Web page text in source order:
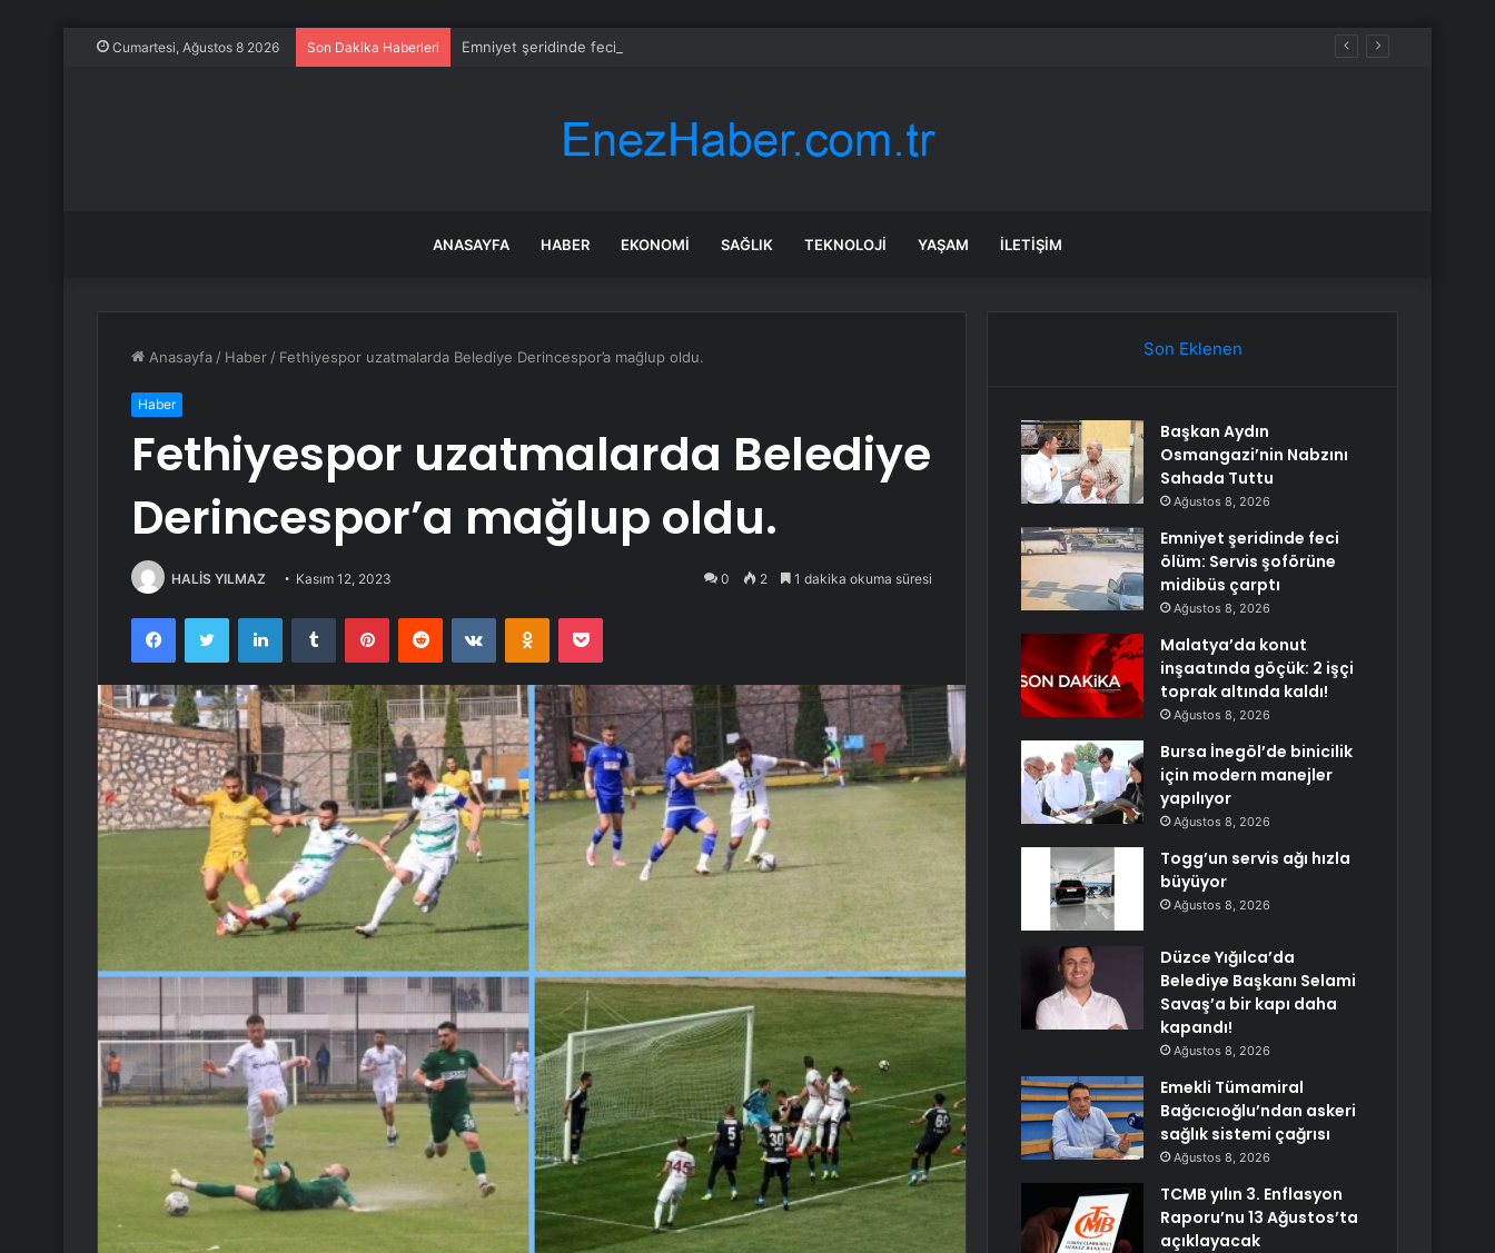
Cumartesi, Ağustos 8 2026 Son Dakika Haberleri Emniyet şeridinde feci ölüm: Servis şoförüne midibüs çarptı
ANASAYFA HABER EKONOMI SAĞLIK TEKNOLOJI YAŞAM İLETIŞIM
Anasayfa / Haber / Fethiyespor uzatmalarda Belediye Derincespor’a mağlup oldu.
Haber
Fethiyespor uzatmalarda Belediye
Derincespor’a mağlup oldu.
HALİS YILMAZ Kasım 12, 2023 0 2 1 dakika okuma süresi
FacebookTwitter LinkedInTumblr PinterestReddit VKontakteOdnoklassniki
Pocket
Son Eklenen
Başkan Aydın
Osmangazi’nin Nabzını
Sahada Tuttu
Ağustos 8, 2026
Emniyet şeridinde feci
ölüm: Servis şoförüne
midibüs çarptı
Ağustos 8, 2026
Malatya’da konut
inşaatında göçük: 2 işçi
toprak altında kaldı!
Ağustos 8, 2026
Bursa İnegöl’de binicilik
için modern manejler
yapılıyor
Ağustos 8, 2026
Togg’un servis ağı hızla
büyüyor
Ağustos 8, 2026
Düzce Yığılca’da
Belediye Başkanı Selami
Savaş’a bir kapı daha
kapandı!
Ağustos 8, 2026
Emekli Tümamiral
Bağcıcıoğlu’ndan askeri
sağlık sistemi çağrısı
Ağustos 8, 2026
TCMB yılın 3. Enflasyon
Raporu’nu 13 Ağustos’ta
açıklayacak